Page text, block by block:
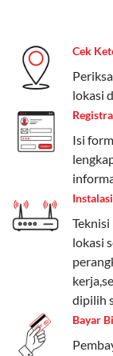
Disney+
koneksi
kuota.
Telkomsel
beragam,
Pengguna
internet,
Paket Easy
Complete
dan Paket
Paket
Salah satu
Cek
lokasi
Isi
Teknisi
lokasi
dipilih
Bayar